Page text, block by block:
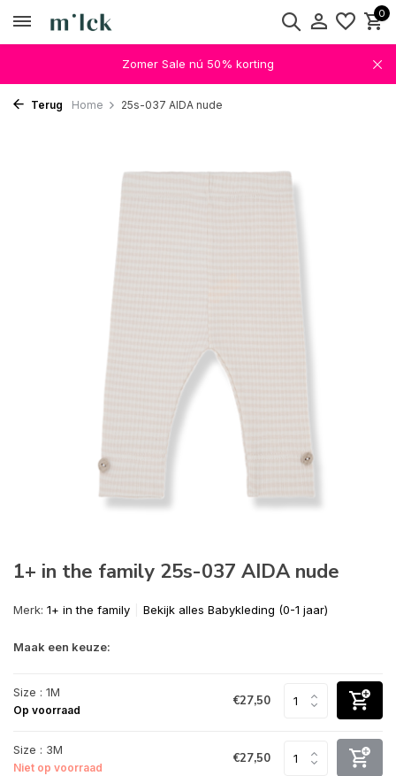
0
Zomer Sale nú 50% korting
Terug Home 25s-037 AIDA nude
1+ in the family 25s-037 AIDA nude
Merk: 1+ in the family Bekijk alles Babykleding (0-1 jaar)
Maak een keuze:
Size : 1M
Op voorraad
€27,50
Size : 3M
Niet op voorraad
€27,50